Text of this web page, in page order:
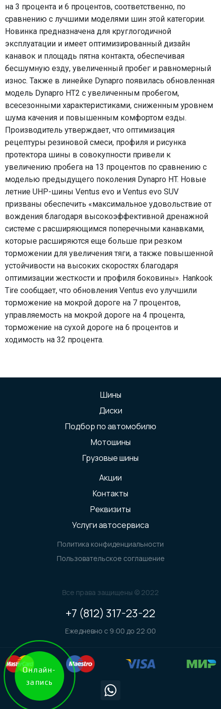
на 3 процента и 6 процентов, соответственно, по
сравнению с лучшими моделями шин этой категории.
Новинка предназначена для круглогодичной
эксплуатации и имеет оптимизированный дизайн
канавок и площадь пятна контакта, обеспечивая
бесшумную езду, увеличенный пробег и равномерный
износ. Также в линейке Dynapro появилась обновленная
модель Dynapro HT2 с увеличенным пробегом,
всесезонными характеристиками, сниженным уровнем
шума качения и повышенным комфортом езды.
Производитель утверждает, что оптимизация
рецептуры резиновой смеси, профиля и рисунка
протектора шины в совокупности привели к
увеличению пробега на 13 процентов по сравнению с
моделью предыдущего поколения Dynapro HT. Новые
летние UHP-шины Ventus evo и Ventus evo SUV
призваны обеспечить «максимальное удовольствие от
вождения благодаря высокоэффективной дренажной
системе с расширяющимся поперечными канавками,
которые расширяются еще больше при резком
торможении для увеличения тяги, а также повышенной
устойчивости на высоких скоростях благодаря
оптимизации жесткости и профиля боковины». Hankook
Tire сообщает, что обновления Ventus evo улучшили
торможение на мокрой дороге на 7 процентов,
управляемость на мокрой дороге на 4 процента,
торможение на сухой дороге на 6 процентов и
ходимость на 32 процента.
Шины
Диски
Подбор по автомобилю
Мотошины
Грузовые шины
Акции
Контакты
Реквизиты
Услуги автосервиса
Политика конфиденциальности
Пользовательское соглашение
Все права защищены © 2022
+7 (812) 317-23-22
Ежедневно с 9:00 до 22:00
Онлайн-
запись